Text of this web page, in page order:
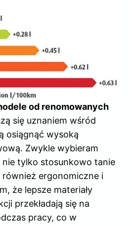
od renomowanych
się uznaniem wśród
osiągnąć wysoką
Zwykle wybieram
nie tylko stosunkowo tanie
ergonomiczne i
że lepsze materiały
przekładają się na
pracy, co w